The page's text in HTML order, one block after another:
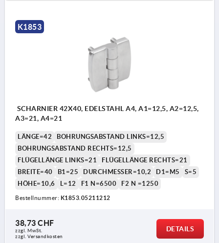
K1853
SCHARNIER 42X40, EDELSTAHL A4, A1=12,5, A2=12,5,
A3=21, A4=21
LÄNGE=42
BOHRUNGSABSTAND LINKS=12,5
BOHRUNGSABSTAND RECHTS=12,5
FLÜGELLÄNGE LINKS=21
FLÜGELLÄNGE RECHTS=21
BREITE=40
B1=25 DURCHMESSER=10,2 D1=M5
S=5
HÖHE=10,6
L=12 F1 N=6500 F2 N =1250
Bestellnummer: K1853.05211212
38,73 CHF
zzgl. MwSt.
zzgl. Versandkosten
DETAILS